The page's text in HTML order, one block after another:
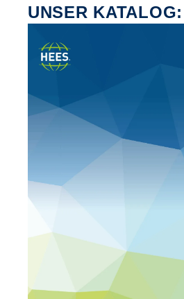
UNSER KATALOG: